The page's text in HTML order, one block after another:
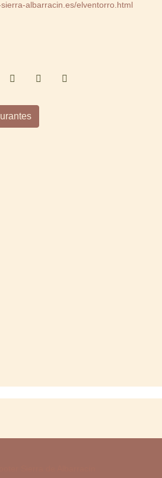
sierra-albarracin.es/elventorro.html